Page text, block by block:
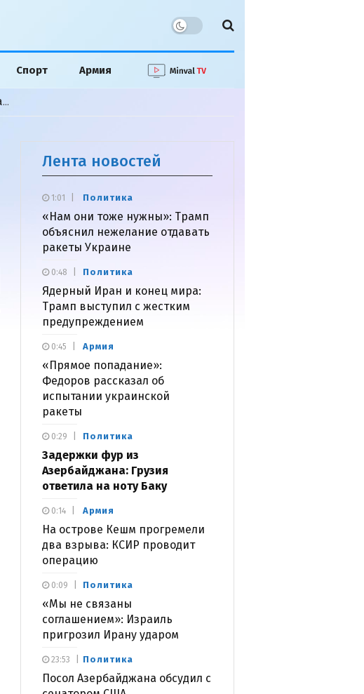
Спорт Армия
Американский аналитик выпускает книгу о победе Азербайджана в Карабахской войне
Лента новостей
Политика
«Нам они тоже нужны»: Трамп
объяснил нежелание отдавать
ракеты Украине
1:01
Политика
Ядерный Иран и конец мира:
Трамп выступил с жестким
предупреждением
0:48
Армия
«Прямое попадание»:
Федоров рассказал об
испытании украинской
ракеты
0:45
Политика
Задержки фур из
Азербайджана: Грузия
ответила на ноту Баку
0:29
Армия
На острове Кешм прогремели
два взрыва: КСИР проводит
операцию
0:14
Политика
«Мы не связаны
соглашением»: Израиль
пригрозил Ирану ударом
0:09
Политика
Посол Азербайджана обсудил с
23:53